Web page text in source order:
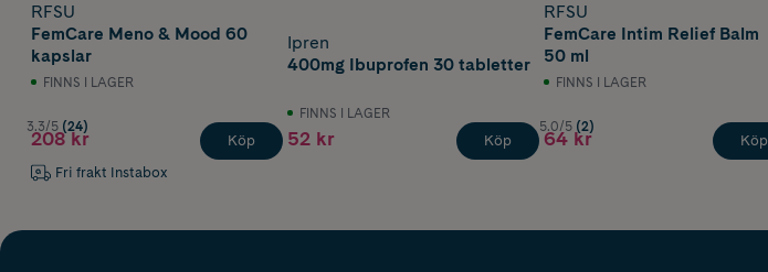
RFSU
FemCare Meno & Mood 60
kapslar
FINNS I LAGER
3.3/5 (24)
208 kr
Fri frakt Instabox
Köp
Ipren
400mg Ibuprofen 30 tabletter
FINNS I LAGER
52 kr Köp
RFSU
FemCare Intim Relief Balm
50 ml
FINNS I LAGER
5.0/5 (2)
64 kr Köp